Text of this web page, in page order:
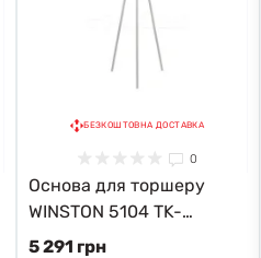
БЕЗКОШТОВНА ДОСТАВКА
0
Основа для торшеру
WINSTON 5104 TK-
Lighting
5 291 грн